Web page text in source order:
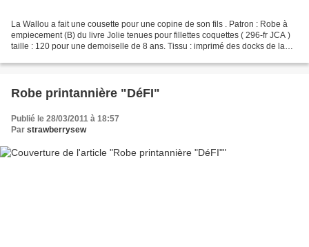
La Wallou a fait une cousette pour une copine de son fils . Patron : Robe à
empiecement (B) du livre Jolie tenues pour fillettes coquettes ( 296-fr JCA )
taille : 120 pour une demoiselle de 8 ans. Tissu : imprimé des docks de la
Robe printannière "DéFI"
Publié le 28/03/2011 à 18:57
Par strawberrysew